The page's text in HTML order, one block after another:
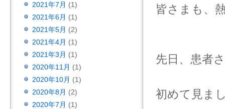
皆さまも、
先日、患者
初めて見ま
2021年7月 (1)
2021年6月 (1)
2021年5月 (2)
2021年4月 (1)
2021年3月 (1)
2020年11月 (1)
2020年10月 (1)
2020年8月 (2)
2020年7月 (1)